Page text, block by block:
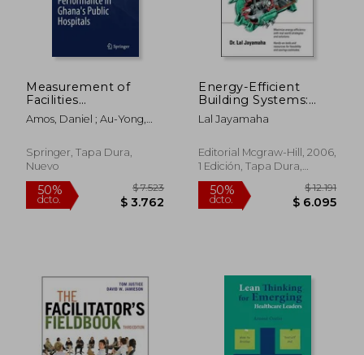
dcto. dcto. $
Measurement of
Facilities
Management
Performance in
Hospitals (en Inglés)
Amos, Daniel ; Au-Yong,
Nisham
Springer, Tapa Dura,
Nuevo
Energy-Efficient
Building Systems:
Green Strategies for
Operation and
Inglés)
Lal Jayamaha
Editorial Mcgraw-Hill, 2006,
1 Edición, Tapa Dura,
Nuevo